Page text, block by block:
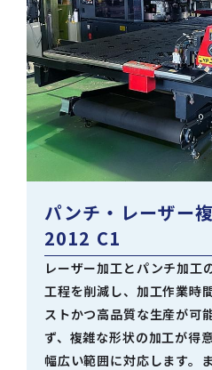
パンチ・レーザー
2012 C1
レーザー加工とパンチ加工
工程を削減し、加工作業時
ストかつ高品質な生産が可
ず、複雑な形状の加工が得
幅広い範囲に対応します。